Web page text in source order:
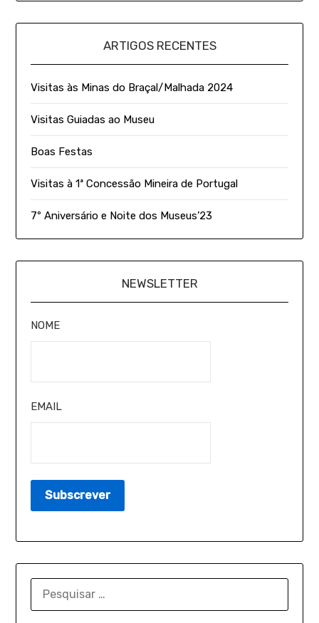
ARTIGOS RECENTES
Visitas às Minas do Braçal/Malhada 2024
Visitas Guiadas ao Museu
Boas Festas
Visitas à 1ª Concessão Mineira de Portugal
7º Aniversário e Noite dos Museus’23
NEWSLETTER
NOME
EMAIL